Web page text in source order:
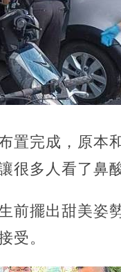
置完成，原本
很多人看了鼻酸
前擺出甜美姿
受。